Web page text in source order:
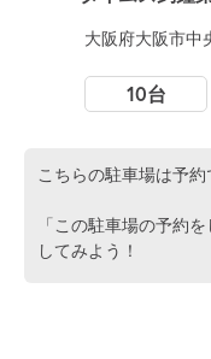
大阪府大阪市中
10台
こちらの駐車場は予約
「この駐車場の予約
してみよう！